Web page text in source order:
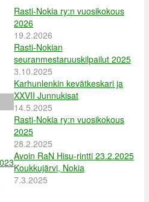
Rasti-Nokia ry:n vuosikokous
2026
19.2.2026
Rasti-Nokian
seuranmestaruuskilpailut 2025
3.10.2025
Karhunlenkin kevätkeskari ja
XXVII Junnukisat
14.5.2025
Rasti-Nokia ry:n vuosikokous
2025
28.2.2025
Avoin RaN Hisu-rintti 23.2.2025
Koukkujärvi, Nokia
7.3.2025